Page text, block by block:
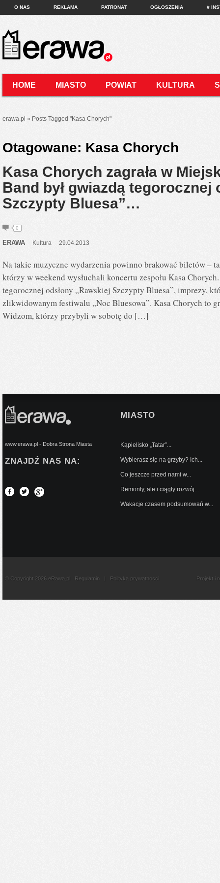
O NAS REKLAMA PATRONAT OGŁOSZENIA #
HOME MIASTO POWIAT KULTURA
erawa.pl » Posts Tagged "Kasa Chorych"
Otagowane: Kasa Chorych
Kasa Chorych zagrała w
Band był gwiazdą tegorocznej
Szczypty Bluesa”…
0
ERAWA Kultura 29.04.2013
Na takie muzyczne wydarzenia powinno brakować biletów –
którzy w weekend wysłuchali koncertu zespołu Kasa
tegorocznej odsłony „Rawskiej Szczypty Bluesa”, imprezy,
zlikwidowanym festiwalu „Noc Bluesowa”. Kasa Chorych to
Widzom, którzy przybyli w sobotę do […]
www.erawa.pl - Dobra Strona Miasta
ZNAJDŹ NAS NA:
MIASTO
Kąpielisko „Tatar”...
Wybierasz się na grzyby? Ich...
Co jeszcze przed nami w...
Remonty, ale i ciągły rozwój...
Wakacje czasem podsumowań w...
© Copyright 2026 eRawa.pl Regulamin Polityka prywatnosci Projekt i